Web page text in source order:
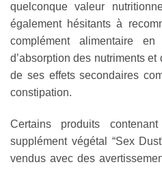
quelconque valeur
également hésitants à
complément alimentaire
d’absorption des nutriments
de ses effets secondaires
constipation.
Certains produits
supplément végétal “Sex
vendus avec des